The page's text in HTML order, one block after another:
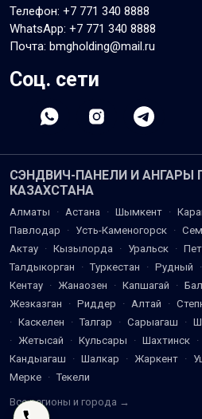
Телефон: +7 771 340 8888
WhatsApp: +7 771 340 8888
Почта: bmgholding@mail.ru
Соц. сети
СЭНДВИЧ-ПАНЕЛИ И АНГАРЫ
КАЗАХСТАНА
Алматы · Астана · Шымкент ·
Павлодар
· Усть-Каменогорск ·
Актау · Кызылорда · Уральск ·
Талдыкорган
· Туркестан · Рудный ·
Кентау · Жанаозен · Капшагай ·
Жезказган
· Риддер · Алтай ·
· Каскелен · Талгар · Сарыагаш ·
·
Жетысай · Кульсары · Шахтинск ·
Кандыагаш
· Шалкар · Жаркент ·
Мерке · Текели
Все регионы и города →